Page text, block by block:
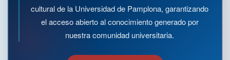
cultural de la Universidad de Pamplona, garantizando
el acceso abierto al conocimiento generado por
nuestra comunidad universitaria.